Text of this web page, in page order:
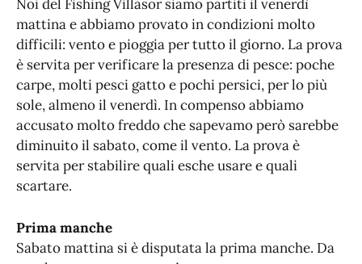
Noi del Fishing Villasor siamo partiti il venerdì
mattina e abbiamo provato in condizioni molto
difficili: vento e pioggia per tutto il giorno. La prova
è servita per verificare la presenza di pesce: poche
carpe, molti pesci gatto e pochi persici, per lo più
sole, almeno il venerdì. In compenso abbiamo
accusato molto freddo che sapevamo però sarebbe
diminuito il sabato, come il vento. La prova è
servita per stabilire quali esche usare e quali
scartare.
Prima manche
Sabato mattina si è disputata la prima manche. Da